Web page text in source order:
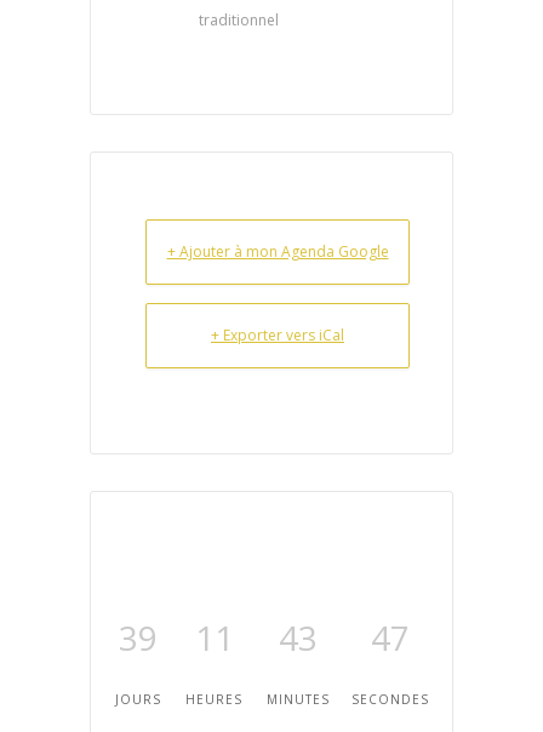
traditionnel
+ Ajouter à mon Agenda Google
+ Exporter vers iCal
39
JOURS
11
HEURES
43
MINUTES
47
SECONDES